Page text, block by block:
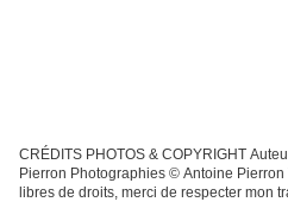
CRÉDITS PHOTOS & COPYRIGHT
Pierron Photographies © Antoine
libres de droits, merci de respecter mon